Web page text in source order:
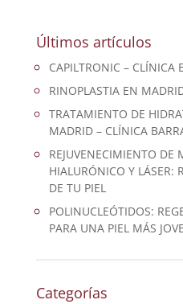
Últimos artículos
CAPILTRONIC – CLÍNICA
RINOPLASTIA EN
TRATAMIENTO DE
MADRID – CLÍNICA
REJUVENECIMIENTO DE
HIALURÓNICO Y LÁSER:
DE TU PIEL
POLINUCLEÓTIDOS:
PARA UNA PIEL MÁS
Categorías